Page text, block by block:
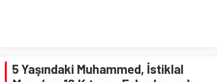
5 Yaşındaki Muhammed, İstiklal